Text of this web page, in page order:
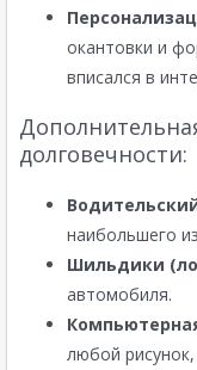
окантовки и
вписался в
долговечности:
наибольшего
Шильдики
автомобиля.
любой